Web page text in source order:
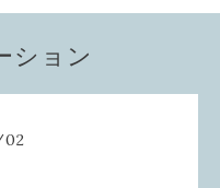
ション
02